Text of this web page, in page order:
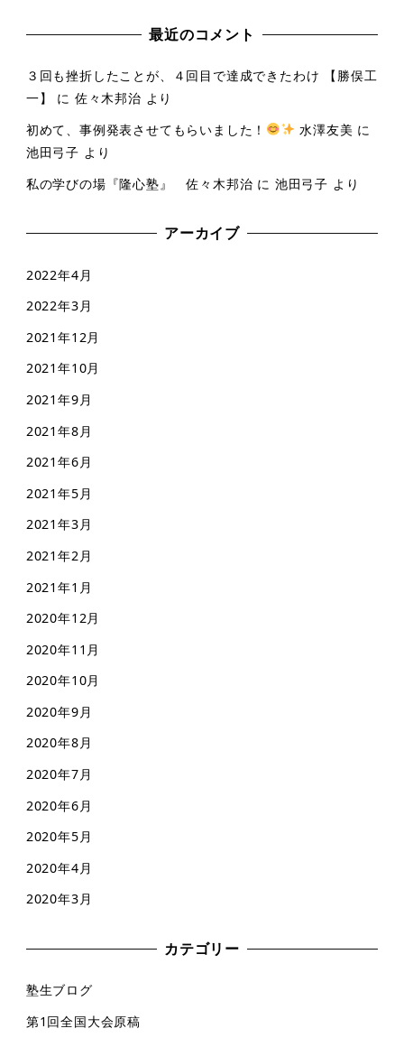
最近のコメント
３回も挫折したことが、４回目で達成できたわけ 【勝俣工
一】
に 佐々木邦治 より
初めて、事例発表させてもらいました！
水澤友美 に
池田弓子 より
私の学びの場『隆心塾』 佐々木邦治 に 池田弓子 より
アーカイブ
2022年4月
2022年3月
2021年12月
2021年10月
2021年9月
2021年8月
2021年6月
2021年5月
2021年3月
2021年2月
2021年1月
2020年12月
2020年11月
2020年10月
2020年9月
2020年8月
2020年7月
2020年6月
2020年5月
2020年4月
2020年3月
カテゴリー
塾生ブログ
第1回全国大会原稿